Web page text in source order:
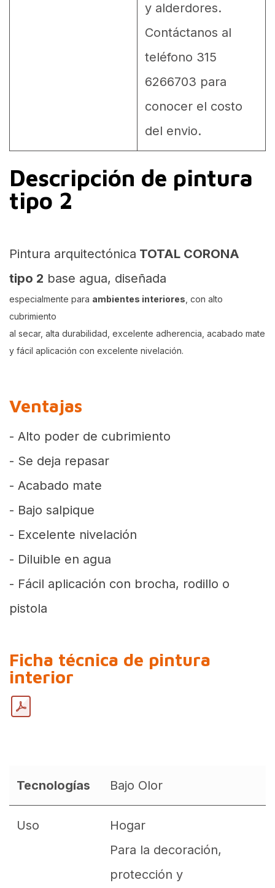
y alderdores.
Contáctanos al
teléfono 315
6266703 para
conocer el costo
del envio.
Descripción de pintura
tipo 2
Pintura arquitectónica TOTAL CORONA
tipo 2 base agua, diseñada
especialmente para ambientes interiores , con alto
cubrimiento
al secar, alta durabilidad, excelente adherencia, acabado mate
y fácil aplicación con excelente nivelación.
Ventajas
- Alto poder de cubrimiento
- Se deja repasar
- Acabado mate
- Bajo salpique
- Excelente nivelación
- Diluible en agua
- Fácil aplicación con brocha, rodillo o
pistola
Ficha técnica de pintura
interior
Tecnologías Bajo Olor
Uso
Hogar
Para la decoración,
protección y